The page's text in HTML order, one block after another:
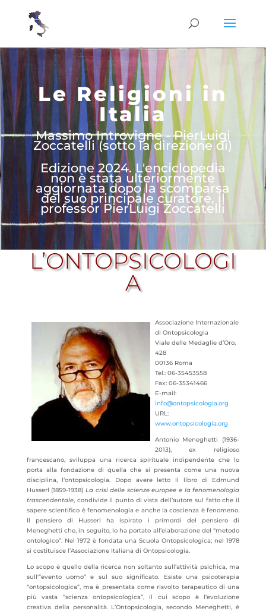
Le Religioni in
Italia
Massimo Introvigne - PierLuigi
Zoccatelli (sotto la direzione di)
Edizione 2024. L'enciclopedia
non è stata ulteriormente
aggiornata dopo la scomparsa
del suo principale curatore, il
professor PierLuigi Zoccatelli
L’ONTOPSICOLOGI
A
Associazione Internazionale
di Ontopsicologia
Viale delle Medaglie d’Oro,
428
00136 Roma
Tel.: 06-35453558
Fax: 06-35341466
E-mail:
info@ontopsicologia.org
URL:
www.ontopsicologia.org
Antonio Meneghetti (1936-
2013), ex religioso
francescano, sviluppa una ricerca spirituale indipendente che lo
porta alla fondazione di quella che si presenta come una nuova
disciplina, l’ontopsicologia. Dopo avere letto il libro di Edmund
Husserl (1859-1938) La crisi delle scienze europee e la fenomenologia
trascendentale, condivide il punto di vista dell’autore sul fatto che il
sapere scientifico è fenomenologia e anche la coscienza è fenomeno.
Il pensiero di Husserl ha ispirato i primordi del pensiero di
Meneghetti che, in seguito, lo ha portato all’elaborazione del “metodo
ontologico”. Nel 1972 è fondata una Scuola Ontopsicologica; nel 1978
si costituisce l’Associazione Italiana di Ontopsicologia.
Lo scopo è quello della ricerca non soltanto sull’attività psichica, ma
sull'”evento uomo” e sul suo significato. Esiste una psicoterapia
“ontopsicologica”, ma è presentata come risvolto terapeutico di una
più vasta “scienza ontopsicologica”, il cui scopo è l’evoluzione
creativa della personalità. L’Ontopsicologia, secondo Meneghetti, è